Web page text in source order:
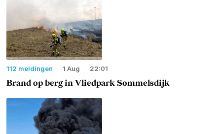
112 meldingen 1 Aug 22:01
Brand op berg in Vliedpark Sommelsdijk